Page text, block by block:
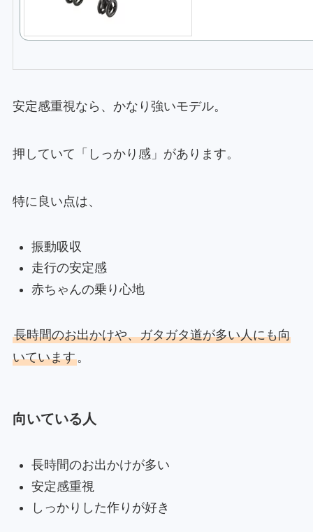
安定感重視なら、かなり強いモデル。
押していて「しっかり感」があります。
特に良い点は、
振動吸収
走行の安定感
赤ちゃんの乗り心地
長時間のお出かけや、ガタガタ道が多い人にも向
いています。
向いている人
長時間のお出かけが多い
安定感重視
しっかりした作りが好き